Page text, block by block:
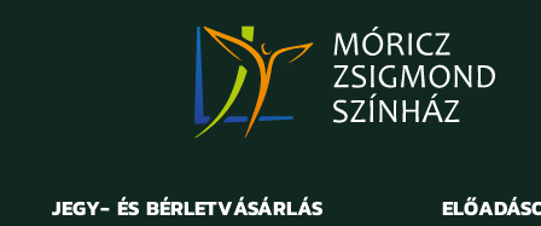
JEGY- ÉS BÉRLETVÁSÁRLÁS